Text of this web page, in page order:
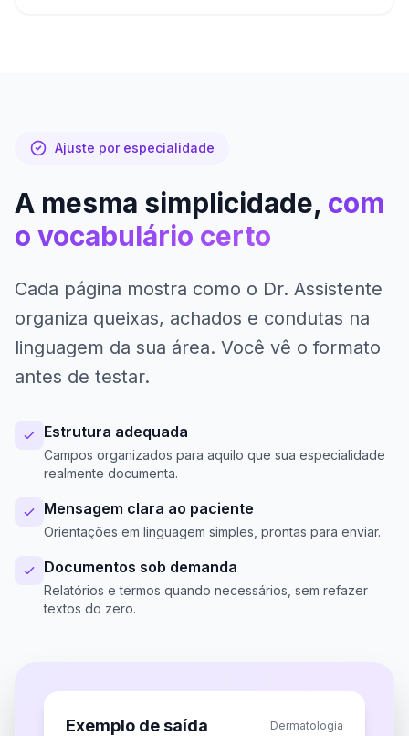
Ajuste por especialidade
A mesma simplicidade, com
o vocabulário certo
Cada página mostra como o Dr. Assistente
organiza queixas, achados e condutas na
linguagem da sua área. Você vê o formato
antes de testar.
Estrutura adequada
Campos organizados para aquilo que sua especialidade
realmente documenta.
Mensagem clara ao paciente
Orientações em linguagem simples, prontas para enviar.
Documentos sob demanda
Relatórios e termos quando necessários, sem refazer
textos do zero.
Exemplo de saída Dermatologia